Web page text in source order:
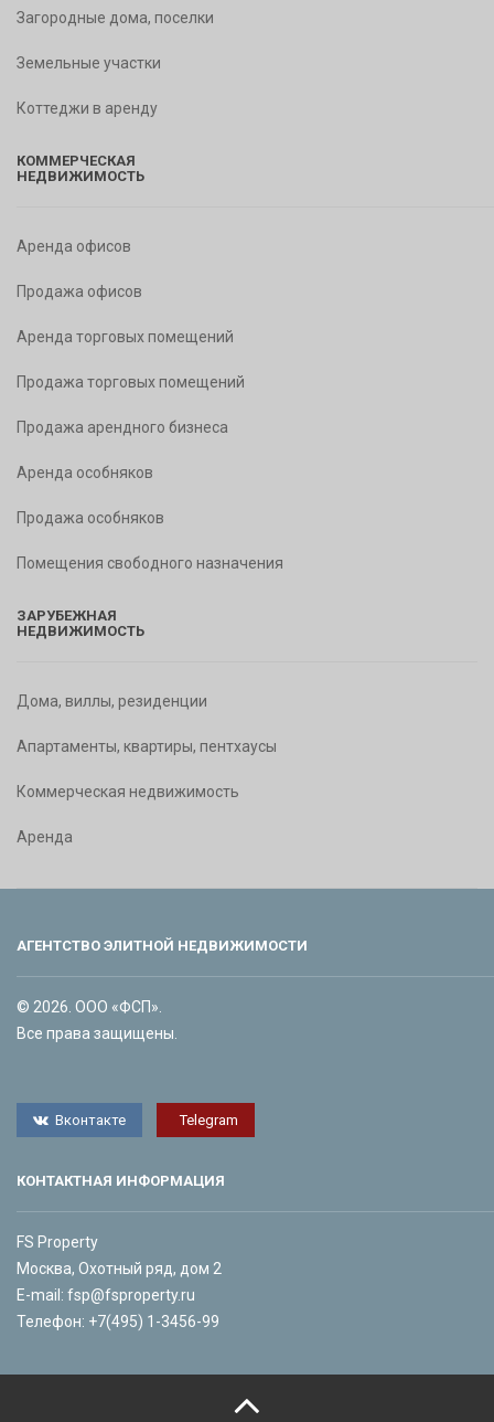
Загородные дома, поселки
Земельные участки
Коттеджи в аренду
КОММЕРЧЕСКАЯ
НЕДВИЖИМОСТЬ
Аренда офисов
Продажа офисов
Аренда торговых помещений
Продажа торговых помещений
Продажа арендного бизнеса
Аренда особняков
Продажа особняков
Помещения свободного назначения
ЗАРУБЕЖНАЯ
НЕДВИЖИМОСТЬ
Дома, виллы, резиденции
Апартаменты, квартиры, пентхаусы
Коммерческая недвижимость
Аренда
АГЕНТСТВО ЭЛИТНОЙ НЕДВИЖИМОСТИ
© 2026. ООО «ФСП».
Все права защищены.
Вконтакте Telegram
КОНТАКТНАЯ ИНФОРМАЦИЯ
FS Property
Москва, Охотный ряд, дом 2
E-mail: fsp@fsproperty.ru
Телефон: +7(495) 1-3456-99